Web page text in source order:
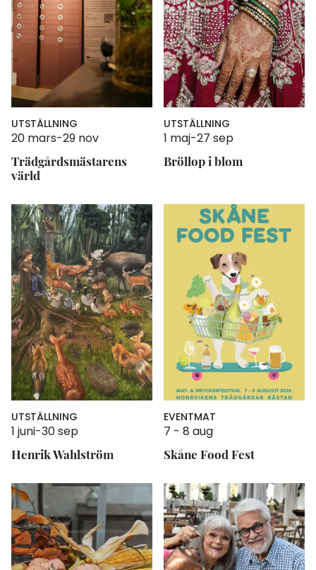
UTSTÄLLNING
20 mars-29 nov
Trädgårdsmästarens
värld
UTSTÄLLNING
1 maj-27 sep
Bröllop i blom
UTSTÄLLNING
1 juni-30 sep
Henrik Wahlström
EVENTMAT
7 - 8 aug
Skåne Food Fest